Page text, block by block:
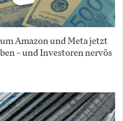
Amazon und Meta jetzt
– und Investoren nervös